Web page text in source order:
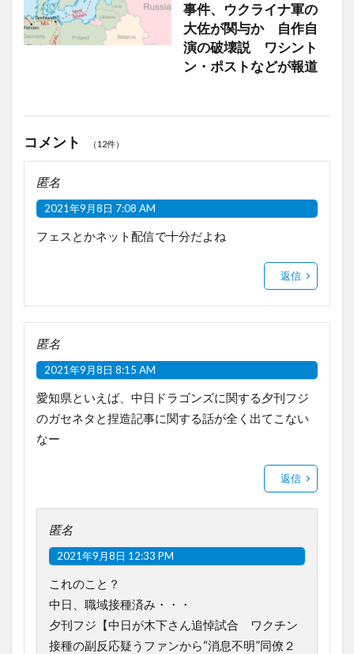
事件、ウクライナ軍の
大佐が関与か 自作自
演の破壊説 ワシント
ン・ポストなどが報道
コメント （12件）
匿名
2021年9月8日 7:08 AM
フェスとかネット配信で十分だよね
返信
匿名
2021年9月8日 8:15 AM
愛知県といえば、中日ドラゴンズに関する夕刊フジ
のガセネタと捏造記事に関する話が全く出てこない
なー
返信
匿名
2021年9月8日 12:33 PM
これのこと？
中日、職域接種済み・・・
夕刊フジ【中日が木下さん追悼試合 ワクチン
接種の副反応疑うファンから“消息不明”同僚２